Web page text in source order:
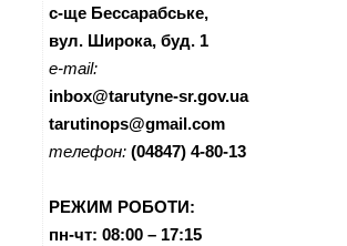
с-ще Бессарабське,
вул. Широка, буд. 1
e-mail:
inbox@tarutyne-sr.gov.ua
tarutinops@gmail.com
телефон: (04847) 4-80-13
РЕЖИМ РОБОТИ:
пн-чт: 08:00 – 17:15